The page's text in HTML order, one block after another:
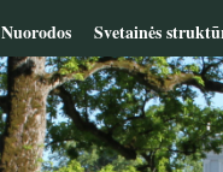
Nuorodos Svetainės